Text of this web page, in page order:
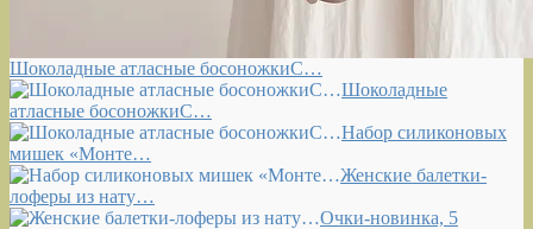
Шоколадные атласные босоножкиС…
Шоколадные
атласные босоножкиС…
Набор силиконовых
мишек «Монте…
Женские балетки-
лоферы из нату…
Очки-новинка, 5